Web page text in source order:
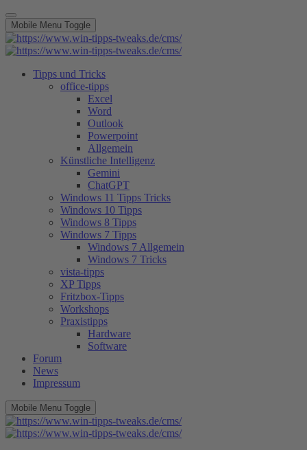
Mobile Menu Toggle
Tipps und Tricks
office-tipps
Excel
Word
Outlook
Powerpoint
Allgemein
Künstliche Intelligenz
Gemini
ChatGPT
Windows 11 Tipps Tricks
Windows 10 Tipps
Windows 8 Tipps
Windows 7 Tipps
Windows 7 Allgemein
Windows 7 Tricks
vista-tipps
XP Tipps
Fritzbox-Tipps
Workshops
Praxistipps
Hardware
Software
Forum
News
Impressum
Mobile Menu Toggle